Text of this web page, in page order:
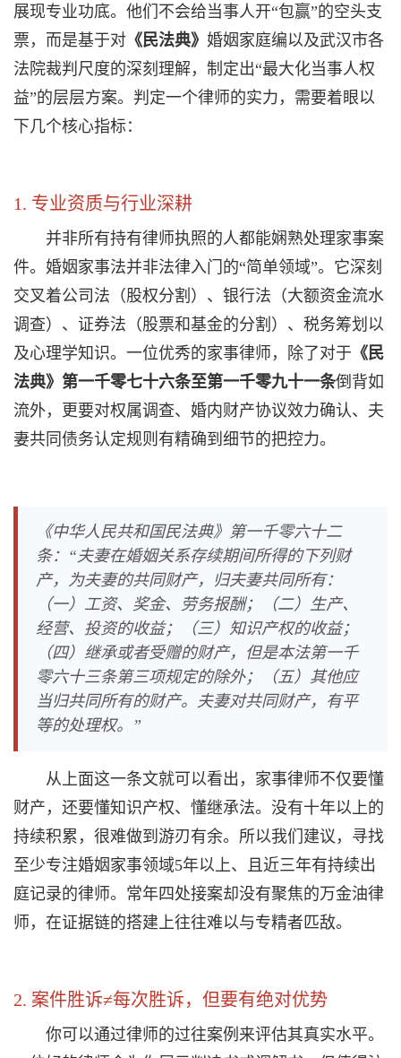
展现专业功底。他们不会给当事人开“包赢”的空头支
票，而是基于对 《民法典》 婚姻家庭编以及武汉市各
法院裁判尺度的深刻理解，制定出“最大化当事人权
益”的层层方案。判定一个律师的实力，需要着眼以
下几个核心指标：
1. 专业资质与行业深耕
并非所有持有律师执照的人都能娴熟处理家事案
件。婚姻家事法并非法律入门的“简单领域”。它深刻
交叉着公司法（股权分割）、银行法（大额资金流水
调查）、证券法（股票和基金的分割）、税务筹划以
及心理学知识。一位优秀的家事律师，除了对于 《民
法典》第一千零七十六条至第一千零九十一条倒背如
流外，更要对权属调查、婚内财产协议效力确认、夫
妻共同债务认定规则有精确到细节的把控力。
《中华人民共和国民法典》第一千零六十二
条：“夫妻在婚姻关系存续期间所得的下列财
产，为夫妻的共同财产，归夫妻共同所有：
（一）工资、奖金、劳务报酬；（二）生产、
经营、投资的收益；（三）知识产权的收益；
（四）继承或者受赠的财产，但是本法第一千
零六十三条第三项规定的除外；（五）其他应
当归共同所有的财产。夫妻对共同财产，有平
等的处理权。”
从上面这一条文就可以看出，家事律师不仅要懂
财产，还要懂知识产权、懂继承法。没有十年以上的
持续积累，很难做到游刃有余。所以我们建议，寻找
至少专注婚姻家事领域5年以上、且近三年有持续出
庭记录的律师。常年四处接案却没有聚焦的万金油律
师，在证据链的搭建上往往难以与专精者匹敌。
2. 案件胜诉≠每次胜诉，但要有绝对优势
你可以通过律师的过往案例来评估其真实水平。